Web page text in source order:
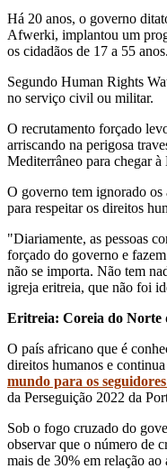
Há 20 anos, o governo
Afwerki, implantou um
os cidadãos de 17 a 55 anos.
Segundo Human Rights
no serviço civil ou militar.
O recrutamento forçado
arriscando na perigosa
Mediterrâneo para chegar à
O governo tem ignorado os
para respeitar os direitos
"Diariamente, as pessoas
forçado do governo e
não se importa. Não tem
igreja eritreia, que não foi
Eritreia: Coreia do Norte
O país africano que é
direitos humanos e
mundo para os
da Perseguição 2022 da
Sob o fogo cruzado do
observar que o número de
mais de 30% em relação ao